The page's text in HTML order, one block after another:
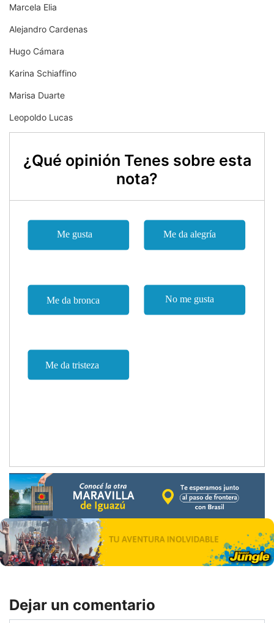
Marcela Elia
Alejandro Cardenas
Hugo Cámara
Karina Schiaffino
Marisa Duarte
Leopoldo Lucas
¿Qué opinión Tenes sobre esta
nota?
Dejar un comentario